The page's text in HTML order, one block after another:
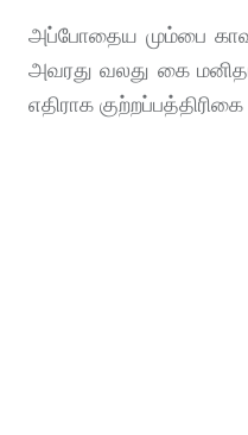
அப்போதைய மும்பை
அவரது வலது கை
எதிராக